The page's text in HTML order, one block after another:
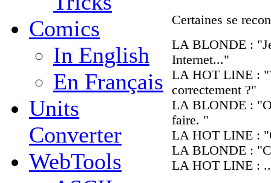
Comics
In English
En Français
Units
Converter
WebTools
Certaines se
LA BLONDE :
Internet..."
LA HOT LINE :
correctement ?"
LA BLONDE :
faire. "
LA HOT LINE :
LA BLONDE :
LA HOT LINE :